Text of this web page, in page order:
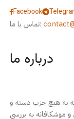
Facebook
تماس با ما:
درباره ما
به هیچ حزب دسته و
و موشکافانه به بررسی